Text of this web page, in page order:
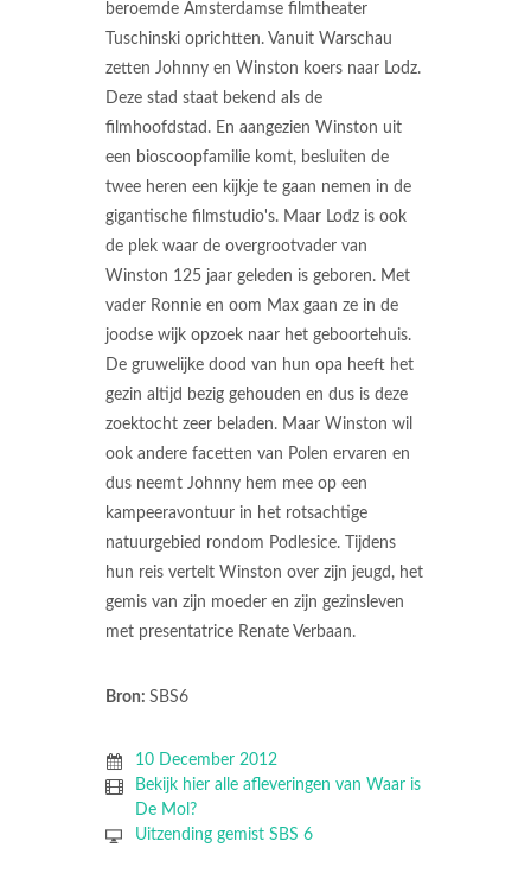
beroemde Amsterdamse filmtheater
Tuschinski oprichtten. Vanuit Warschau
zetten Johnny en Winston koers naar Lodz.
Deze stad staat bekend als de
filmhoofdstad. En aangezien Winston uit
een bioscoopfamilie komt, besluiten de
twee heren een kijkje te gaan nemen in de
gigantische filmstudio's. Maar Lodz is ook
de plek waar de overgrootvader van
Winston 125 jaar geleden is geboren. Met
vader Ronnie en oom Max gaan ze in de
joodse wijk opzoek naar het geboortehuis.
De gruwelijke dood van hun opa heeft het
gezin altijd bezig gehouden en dus is deze
zoektocht zeer beladen. Maar Winston wil
ook andere facetten van Polen ervaren en
dus neemt Johnny hem mee op een
kampeeravontuur in het rotsachtige
natuurgebied rondom Podlesice. Tijdens
hun reis vertelt Winston over zijn jeugd, het
gemis van zijn moeder en zijn gezinsleven
met presentatrice Renate Verbaan.
Bron: SBS6
10 December 2012
Bekijk hier alle afleveringen van Waar is
De Mol?
Uitzending gemist SBS 6